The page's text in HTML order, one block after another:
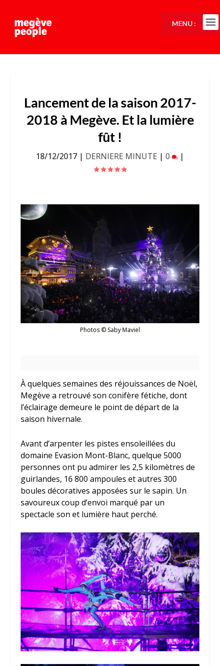
Lancement de la saison 2017-
2018 à Megève. Et la lumière
fût !
18/12/2017 | DERNIERE MINUTE | 0 |
Photos © Saby Maviel
À quelques semaines des réjouissances de Noël,
Megève a retrouvé son conifère fétiche, dont
l’éclairage demeure le point de départ de la
saison hivernale.
Avant d’arpenter les pistes ensoleillées du
domaine Evasion Mont-Blanc, quelque 5000
personnes ont pu admirer les 2,5 kilomètres de
guirlandes, 16 800 ampoules et autres 300
boules décoratives apposées sur le sapin. Un
savoureux coup d’envoi marqué par un
spectacle son et lumière haut perché.
MENU :